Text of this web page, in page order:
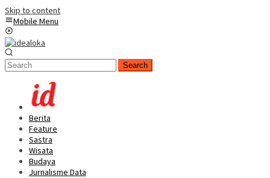
Skip to content
Mobile Menu
Search
Berita
Feature
Sastra
Wisata
Budaya
Jurnalisme Data